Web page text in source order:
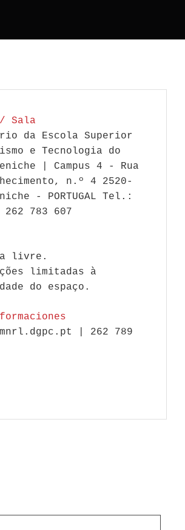
Sala
da Escola Superior
e Tecnologia do
| Campus 4 - Rua
n.º 4 2520-
- PORTUGAL Tel.:
262 783 607
livre.
limitadas à
do espaço.
| 262 789